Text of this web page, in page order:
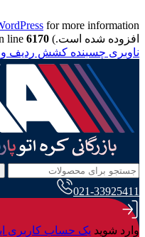
افزوده شده است.) in
line 6170
ناوبری چسبنده کشش ردیف و
021-33925411
وارد شوید یک حساب کاربری